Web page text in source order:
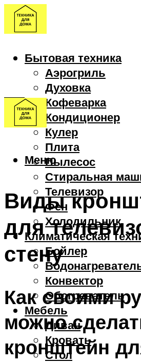
Бытовая техника
Аэрогриль
Духовка
Кофеварка
Кондиционер
Кулер
Плита
Пылесос
Стиральная
Телевизор
Фен
Холодильник
Климатическая
Бойлер
Конвектор
Обогреватель
Мебель
Диван
Кровать
Стол
Меню
Виды
для
стену
Как своими
можно
кронштейн